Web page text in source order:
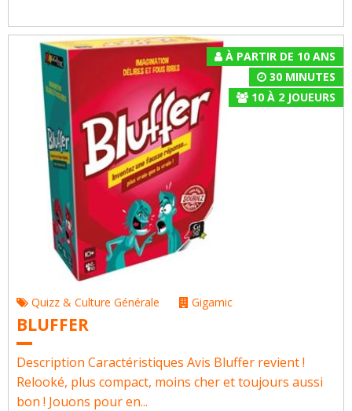
À PARTIR DE 10 ANS
30 MINUTES
10À 2JOUEURS
Quizz & Culture Générale Gigamic
BLUFFER
Description Caractéristiques Avis Bluffer revient !
Relooké, plus compact, moins cher et toujours aussi
bon ! Jouons pour en...